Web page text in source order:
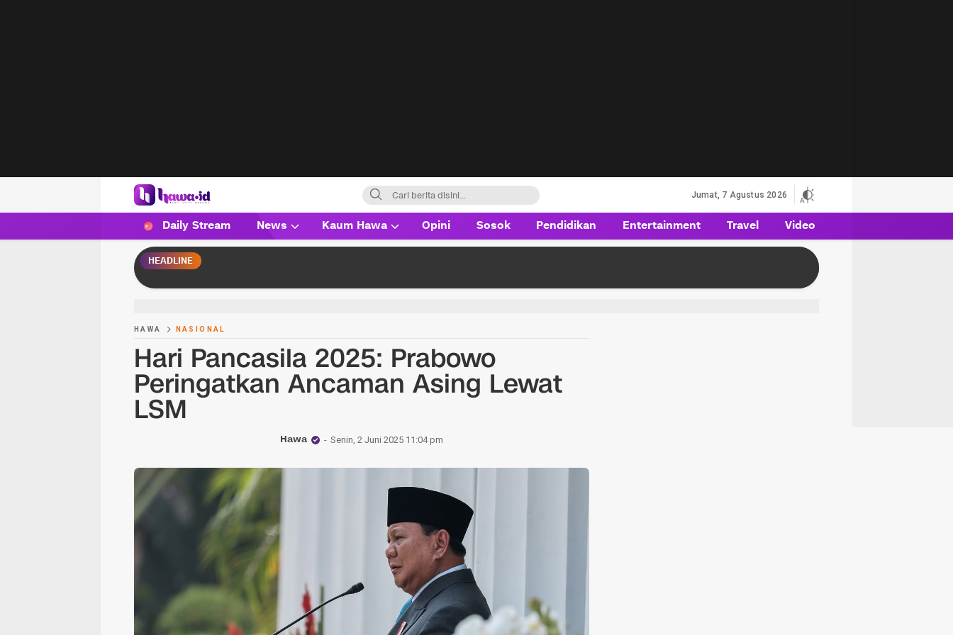
HAWA
Haluan Wanita Indonesia
Jumat, 7 Agustus 2026
Daily Stream News Kaum Hawa Opini Sosok Pendidikan Entertainment Travel Video
HEADLINE
HAWA NASIONAL
Hari Pancasila 2025: Prabowo
Peringatkan Ancaman Asing Lewat
LSM
Hawa Senin, 2 Juni 2025 11:04 pm